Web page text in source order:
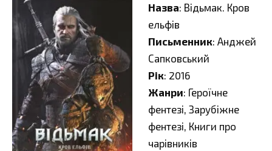
Назва: Відьмак. Кров
ельфів
Письменник: Анджей
Сапковський
Рік: 2016
Жанри: Героїчне
фентезі, Зарубіжне
фентезі, Книги про
чарівників